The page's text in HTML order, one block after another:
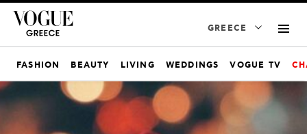
GREECE
FASHION BEAUTY LIVING WEDDINGS VOGUE TV